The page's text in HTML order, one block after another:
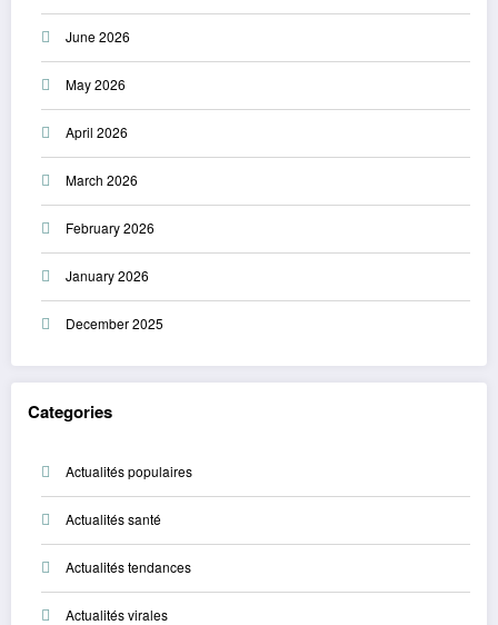
June 2026
May 2026
April 2026
March 2026
February 2026
January 2026
December 2025
Categories
Actualités populaires
Actualités santé
Actualités tendances
Actualités virales